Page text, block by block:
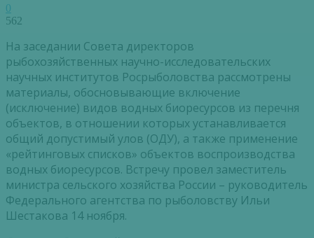
0
562
На заседании Совета директоров
рыбохозяйственных научно-исследовательских
научных институтов Росрыболовства рассмотрены
материалы, обосновывающие включение
(исключение) видов водных биоресурсов из перечня
объектов, в отношении которых устанавливается
общий допустимый улов (ОДУ), а также применение
«рейтинговых списков» объектов воспроизводства
водных биоресурсов. Встречу провел заместитель
министра сельского хозяйства России – руководитель
Федерального агентства по рыболовству Ильи
Шестакова 14 ноября.